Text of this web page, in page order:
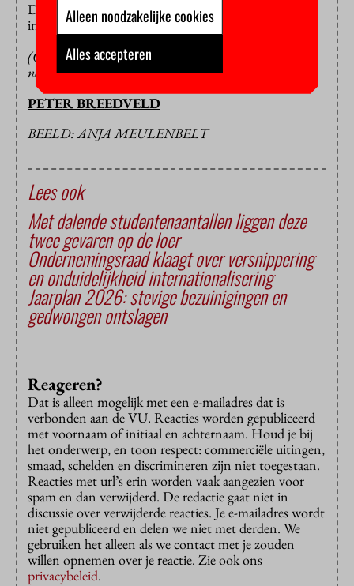
Davidts op uit onvrede met het bezuinigings- en
inkrimpingsbeleid aan de VU.
(Op de foto: Thijl Sunier bij zijn inaugurele oratie in
november 2009)
PETER BREEDVELD
BEELD: ANJA MEULENBELT
Lees ook
Met dalende studentenaantallen liggen deze
twee gevaren op de loer
Ondernemingsraad klaagt over versnippering
en onduidelijkheid internationalisering
Jaarplan 2026: stevige bezuinigingen en
gedwongen ontslagen
Reageren?
Dat is alleen mogelijk met een e-mailadres dat is
verbonden aan de VU. Reacties worden gepubliceerd
met voornaam of initiaal en achternaam. Houd je bij
het onderwerp, en toon respect: commerciële uitingen,
smaad, schelden en discrimineren zijn niet toegestaan.
Reacties met url’s erin worden vaak aangezien voor
spam en dan verwijderd. De redactie gaat niet in
discussie over verwijderde reacties. Je e-mailadres wordt
niet gepubliceerd en delen we niet met derden. We
gebruiken het alleen als we contact met je zouden
willen opnemen over je reactie. Zie ook ons
privacybeleid.
Alleen noodzakelijke cookies
Alles accepteren